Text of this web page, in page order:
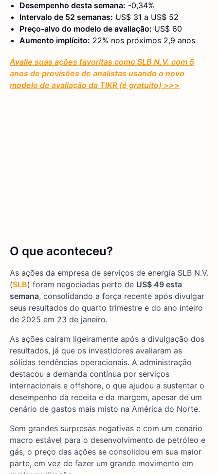
Desempenho desta semana: -0,34%
Intervalo de 52 semanas: US$ 31 a US$ 52
Preço-alvo do modelo de avaliação: US$ 60
Aumento implícito: 22% nos próximos 2,9 anos
Avalie suas ações favoritas como SLB N.V. com 5
anos de previsões de analistas usando o novo
modelo de avaliação da TIKR (é gratuito) >>>
O que aconteceu?
As ações da empresa de serviços de energia SLB N.V.
(SLB) foram negociadas perto de US$ 49 esta
semana, consolidando a força recente após divulgar
seus resultados do quarto trimestre e do ano inteiro
de 2025 em 23 de janeiro.
As ações caíram ligeiramente após a divulgação dos
resultados, já que os investidores avaliaram as
sólidas tendências operacionais. A administração
destacou a demanda contínua por serviços
internacionais e offshore, o que ajudou a sustentar o
desempenho da receita e da margem, apesar de um
cenário de gastos mais misto na América do Norte.
Sem grandes surpresas negativas e com um cenário
macro estável para o desenvolvimento de petróleo e
gás, o preço das ações se consolidou em sua maior
parte, em vez de fazer um grande movimento em